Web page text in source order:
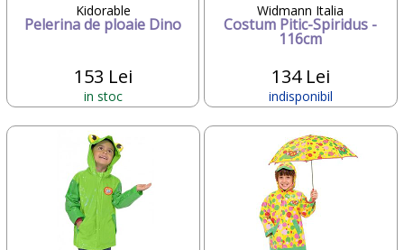
Kidorable
Pelerina de ploaie Dino
153 Lei
in stoc
Widmann Italia
Costum Pitic-Spiridus -
116cm
134 Lei
indisponibil